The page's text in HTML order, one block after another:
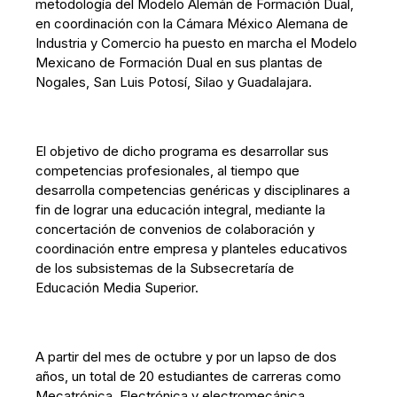
metodología del Modelo Alemán de Formación Dual,
en coordinación con la Cámara México Alemana de
Industria y Comercio ha puesto en marcha el Modelo
Mexicano de Formación Dual en sus plantas de
Nogales, San Luis Potosí, Silao y Guadalajara.
El objetivo de dicho programa es desarrollar sus
competencias profesionales, al tiempo que
desarrolla competencias genéricas y disciplinares a
fin de lograr una educación integral, mediante la
concertación de convenios de colaboración y
coordinación entre empresa y planteles educativos
de los subsistemas de la Subsecretaría de
Educación Media Superior.
A partir del mes de octubre y por un lapso de dos
años, un total de 20 estudiantes de carreras como